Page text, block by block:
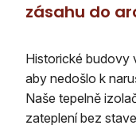
zásahu do
Historické budovy
aby nedošlo k
Naše tepelně
zateplení bez